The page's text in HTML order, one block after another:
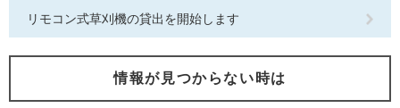
リモコン式草刈機の貸出を開始します
情報が見つからない時は